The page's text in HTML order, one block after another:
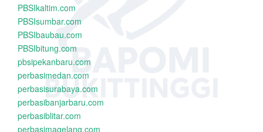
PBSIkaltim.com
PBSIsumbar.com
PBSIbaubau.com
PBSIbitung.com
pbsipekanbaru.com
perbasimedan.com
perbasisurabaya.com
perbasibanjarbaru.com
perbasiblitar.com
perbasimagelang.com